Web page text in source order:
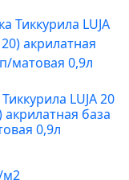
LUJA 20
акрилатная база
0,9л
м2